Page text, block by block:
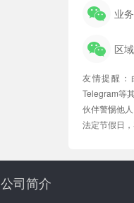
业
区
友情提醒：
Telegram等
伙伴警惕他
法定节假日
公司简介